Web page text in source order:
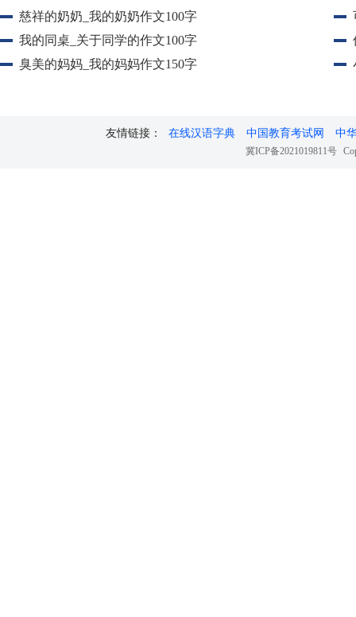
慈祥的奶奶_我的奶奶作文100字
我的同桌_关于同学的作文100字
臭美的妈妈_我的妈妈作文150字
友情链接： 在线汉语字典 中国教育考试网 中
冀ICP备2021019811号